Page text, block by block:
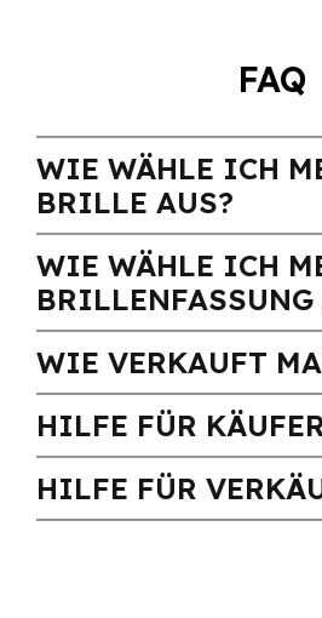
FAQ
WIE WÄHLE ICH
BRILLE AUS?
WIE WÄHLE ICH
BRILLENFASSUNG
WIE VERKAUFT
HILFE FÜR
HILFE FÜR